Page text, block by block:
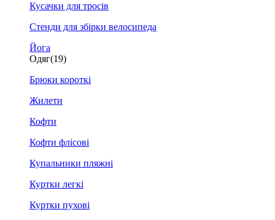
Кусачки для тросів
Стенди для збірки велосипеда
Йога
Одяг(19)
Брюки короткі
Жилети
Кофти
Кофти флісові
Купальники пляжні
Куртки легкі
Куртки пухові